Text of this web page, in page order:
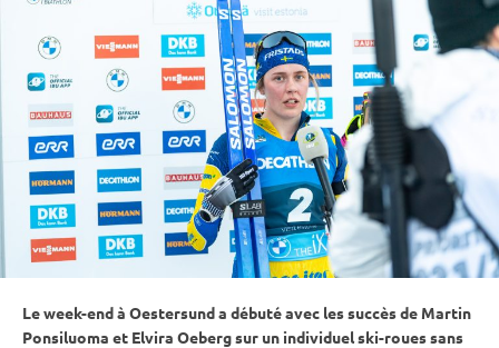
Le week-end à Oestersund a débuté avec les succès de Martin
Ponsiluoma et Elvira Oeberg sur un individuelski-rouessans